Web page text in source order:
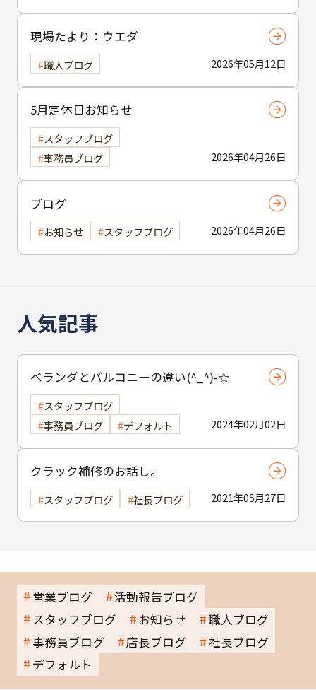
現場たより：ウエダ
2026年05月12日
職人ブログ
5月定休日お知らせ
2026年04月26日
スタッフブログ
事務員ブログ
ブログ
2026年04月26日
お知らせ スタッフブログ
人気記事
ベランダとバルコニーの違い(^_^)-☆
2024年02月02日
スタッフブログ
事務員ブログ
デフォルト
クラック補修のお話し。
2021年05月27日
スタッフブログ 社長ブログ
営業ブログ
活動報告ブログ
スタッフブログ
お知らせ
職人ブログ
事務員ブログ
店長ブログ
社長ブログ
デフォルト